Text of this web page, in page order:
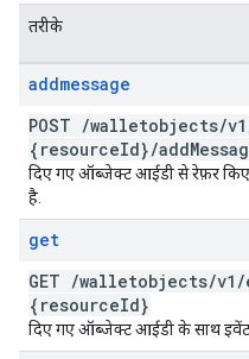
तरीके
addmessage
POST /walletobjects/v1
{resourceId}/add
दिए गए ऑब्जेक्ट आईडी से रेफ़र
है.
get
GET /walletobjects/v1 /
{resourceId}
दिए गए ऑब्जेक्ट आईडी के साथ